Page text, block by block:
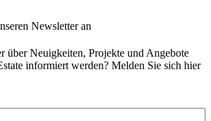
Newsletter an
über Neuigkeiten, Projekte und Angebote
informiert werden? Melden Sie sich hier